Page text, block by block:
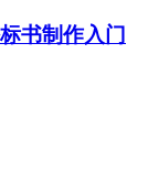
书制作入门